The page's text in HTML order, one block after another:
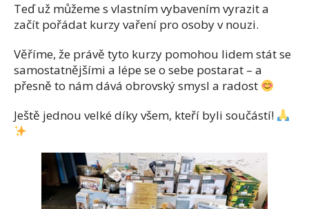
Teď už můžeme s vlastním vybavením vyrazit a
začít pořádat kurzy vaření pro osoby v nouzi.
Věříme, že právě tyto kurzy pomohou lidem stát se
samostatnějšími a lépe se o sebe postarat – a
přesně to nám dává obrovský smysl a radost
Ještě jednou velké díky všem, kteří byli součástí!